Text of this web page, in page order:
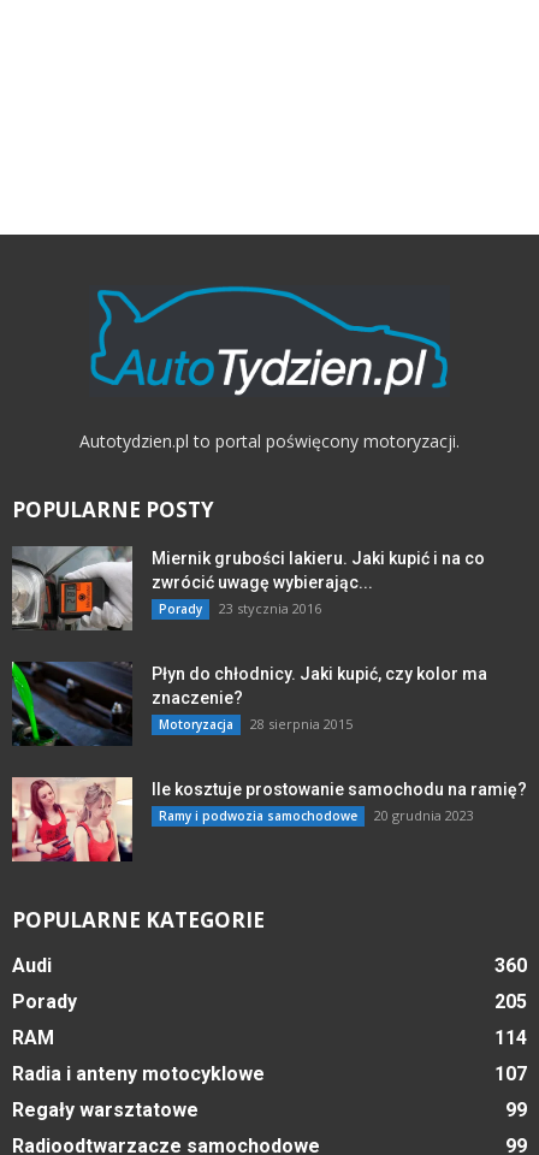
Autotydzien.pl to portal poświęcony motoryzacji.
POPULARNE POSTY
Miernik grubości lakieru. Jaki kupić i na co
zwrócić uwagę wybierając...
Porady 23 stycznia 2016
Płyn do chłodnicy. Jaki kupić, czy kolor ma
znaczenie?
Motoryzacja 28 sierpnia 2015
Ile kosztuje prostowanie samochodu na ramię?
Ramy i podwozia samochodowe 20 grudnia 2023
POPULARNE KATEGORIE
Audi
360
Porady
205
RAM
114
Radia i anteny motocyklowe
107
Regały warsztatowe
99
Radioodtwarzacze samochodowe
99